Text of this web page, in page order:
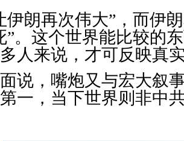
伊朗再次伟大”，而伊
”。这个世界能比较的
人来说，才可反映真
说，嘴炮又与宏大叙
一，当下世界则非中